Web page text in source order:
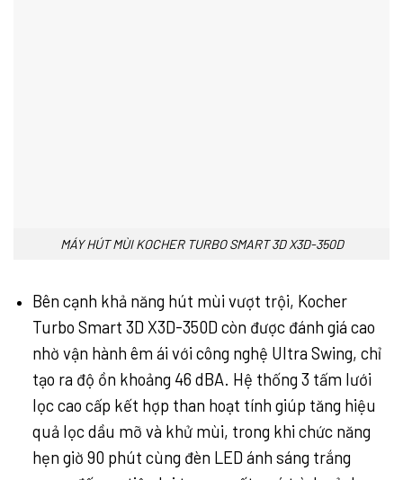
MÁY HÚT MÙI KOCHER TURBO SMART 3D X3D-350D
Bên cạnh khả năng hút mùi vượt trội, Kocher
Turbo Smart 3D X3D-350D còn được đánh giá cao
nhờ vận hành êm ái với công nghệ Ultra Swing, chỉ
tạo ra độ ồn khoảng 46 dBA. Hệ thống 3 tấm lưới
lọc cao cấp kết hợp than hoạt tính giúp tăng hiệu
quả lọc dầu mỡ và khử mùi, trong khi chức năng
hẹn giờ 90 phút cùng đèn LED ánh sáng trắng